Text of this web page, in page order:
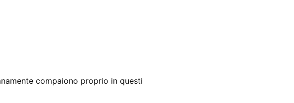
compaiono proprio in questi